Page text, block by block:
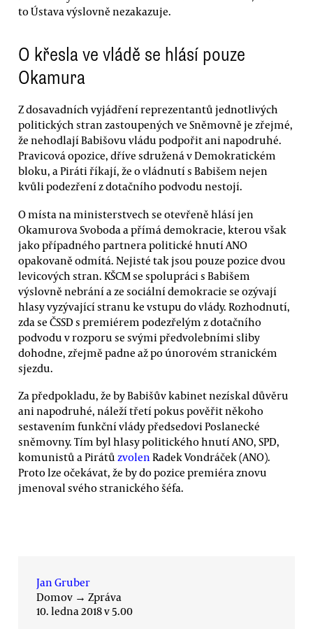
to Ústava výslovně nezakazuje.
O křesla ve vládě se hlásí pouze
Okamura
Z dosavadních vyjádření reprezentantů jednotlivých
politických stran zastoupených ve Sněmovně je zřejmé,
že nehodlají Babišovu vládu podpořit ani napodruhé.
Pravicová opozice, dříve sdružená v Demokratickém
bloku, a Piráti říkají, že o vládnutí s Babišem nejen
kvůli podezření z dotačního podvodu nestojí.
O místa na ministerstvech se otevřeně hlásí jen
Okamurova Svoboda a přímá demokracie, kterou však
jako případného partnera politické hnutí ANO
opakovaně odmítá. Nejisté tak jsou pouze pozice dvou
levicových stran. KŠCM se spolupráci s Babišem
výslovně nebrání a ze sociální demokracie se ozývají
hlasy vyzývající stranu ke vstupu do vlády. Rozhodnutí,
zda se ČSSD s premiérem podezřelým z dotačního
podvodu v rozporu se svými předvolebními sliby
dohodne, zřejmě padne až po únorovém stranickém
sjezdu.
Za předpokladu, že by Babišův kabinet nezískal důvěru
ani napodruhé, náleží třetí pokus pověřit někoho
sestavením funkční vlády předsedovi Poslanecké
sněmovny. Tím byl hlasy politického hnutí ANO, SPD,
komunistů a Pirátů zvolen Radek Vondráček (ANO).
Proto lze očekávat, že by do pozice premiéra znovu
jmenoval svého stranického šéfa.
Jan Gruber
Domov → Zpráva
10. ledna 2018 v 5.00